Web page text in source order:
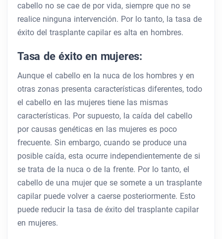
cabello no se cae de por vida, siempre que no se
realice ninguna intervención. Por lo tanto, la tasa de
éxito del trasplante capilar es alta en hombres.
Tasa de éxito en mujeres:
Aunque el cabello en la nuca de los hombres y en
otras zonas presenta características diferentes, todo
el cabello en las mujeres tiene las mismas
características. Por supuesto, la caída del cabello
por causas genéticas en las mujeres es poco
frecuente. Sin embargo, cuando se produce una
posible caída, esta ocurre independientemente de si
se trata de la nuca o de la frente. Por lo tanto, el
cabello de una mujer que se somete a un trasplante
capilar puede volver a caerse posteriormente. Esto
puede reducir la tasa de éxito del trasplante capilar
en mujeres.